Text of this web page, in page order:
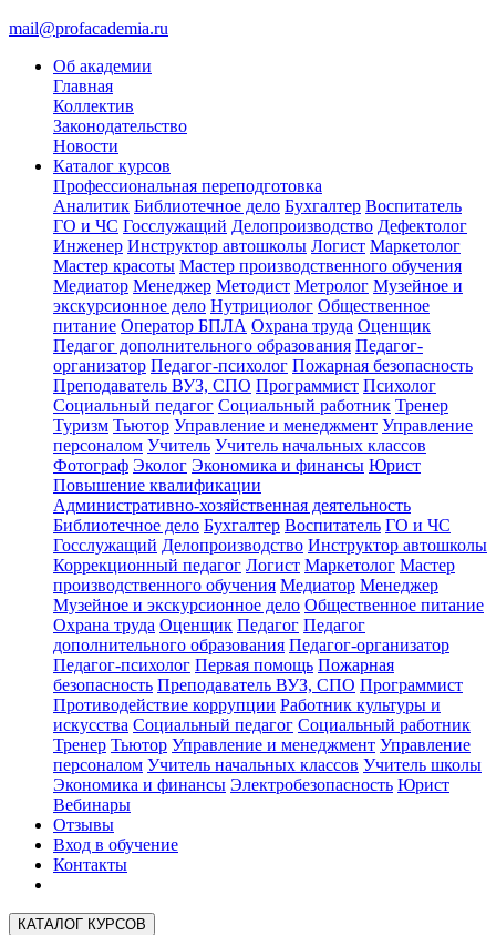
mail@profacademia.ru
Об академии
Главная
Коллектив
Законодательство
Новости
Каталог курсов
Профессиональная переподготовка
Аналитик Библиотечное дело Бухгалтер Воспитатель
ГО и ЧС Госслужащий Делопроизводство Дефектолог
Инженер Инструктор автошколы Логист Маркетолог
Мастер красоты Мастер производственного обучения
Медиатор Менеджер Методист Метролог Музейное и
экскурсионное дело Нутрициолог Общественное
питание Оператор БПЛА Охрана труда Оценщик
Педагог дополнительного образования Педагог-
организатор Педагог-психолог Пожарная безопасность
Преподаватель ВУЗ, СПО Программист Психолог
Социальный педагог Социальный работник Тренер
Туризм Тьютор Управление и менеджмент Управление
персоналом Учитель Учитель начальных классов
Фотограф Эколог Экономика и финансы Юрист
Повышение квалификации
Административно-хозяйственная деятельность
Библиотечное дело Бухгалтер Воспитатель ГО и ЧС
Госслужащий Делопроизводство Инструктор автошколы
Коррекционный педагог Логист Маркетолог Мастер
производственного обучения Медиатор Менеджер
Музейное и экскурсионное дело Общественное питание
Охрана труда Оценщик Педагог Педагог
дополнительного образования Педагог-организатор
Педагог-психолог Первая помощь Пожарная
безопасность Преподаватель ВУЗ, СПО Программист
Противодействие коррупции Работник культуры и
искусства Социальный педагог Социальный работник
Тренер Тьютор Управление и менеджмент Управление
персоналом Учитель начальных классов Учитель школы
Экономика и финансы Электробезопасность Юрист
Вебинары
Отзывы
Вход в обучение
Контакты
КАТАЛОГ КУРСОВ